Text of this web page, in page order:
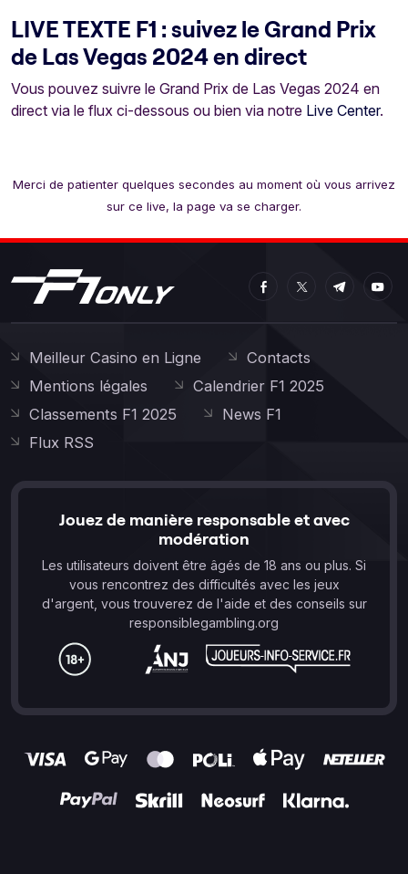
LIVE TEXTE F1 : suivez le Grand Prix
de Las Vegas 2024 en direct
Vous pouvez suivre le Grand Prix de Las Vegas 2024 en
direct via le flux ci-dessous ou bien via notre Live Center.
Merci de patienter quelques secondes au moment où vous arrivez
sur ce live, la page va se charger.
Meilleur Casino en Ligne
Contacts
Mentions légales
Calendrier F1 2025
Classements F1 2025
News F1
Flux RSS
Jouez de manière responsable et avec
modération
Les utilisateurs doivent être âgés de 18 ans ou plus. Si
vous rencontrez des difficultés avec les jeux
d'argent, vous trouverez de l'aide et des conseils sur
responsiblegambling.org